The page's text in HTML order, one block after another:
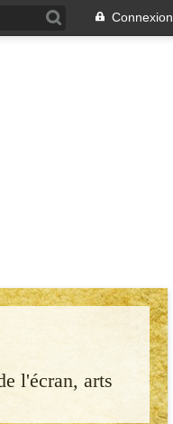
Connexion
l'écran, arts